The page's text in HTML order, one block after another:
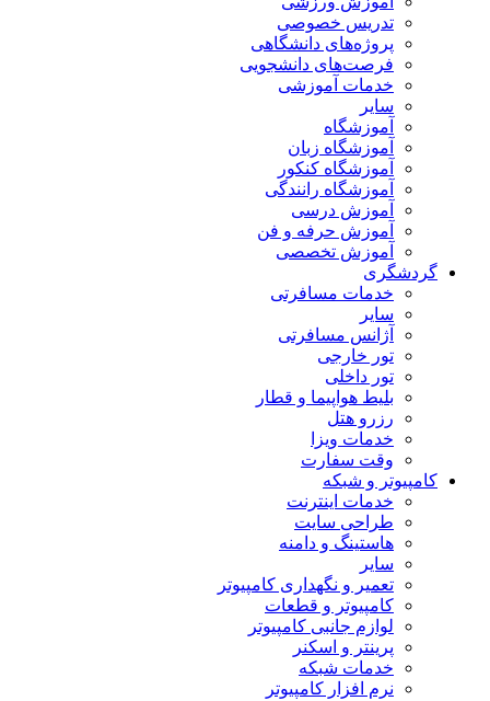
تدریس خصوصی
پروژه‌های دانشگاهی
فرصت‌های دانشجویی
خدمات آموزشی
سایر
آموزشگاه
آموزشگاه زبان
آموزشگاه کنکور
آموزشگاه رانندگی
آموزش درسی
آموزش حرفه و فن
آموزش تخصصی
گردشگری
خدمات مسافرتی
سایر
آژانس مسافرتی
تور خارجی
تور داخلی
بلیط هواپیما و قطار
رزرو هتل
خدمات ویزا
وقت سفارت
کامپیوتر و شبکه
خدمات اینترنت
طراحی سایت
هاستینگ و دامنه
سایر
تعمیر و نگهداری کامپیوتر
کامپیوتر و قطعات
لوازم جانبی کامپیوتر
پرینتر و اسکنر
خدمات شبکه
نرم افزار کامپیوتر